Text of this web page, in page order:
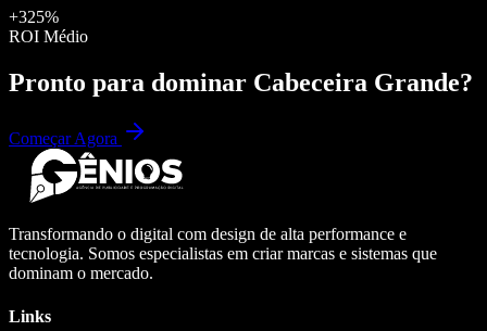
+325%
ROI Médio
Pronto para dominar Cabeceira Grande?
Começar Agora
Transformando o digital com design de alta performance e
tecnologia. Somos especialistas em criar marcas e sistemas que
dominam o mercado.
Links